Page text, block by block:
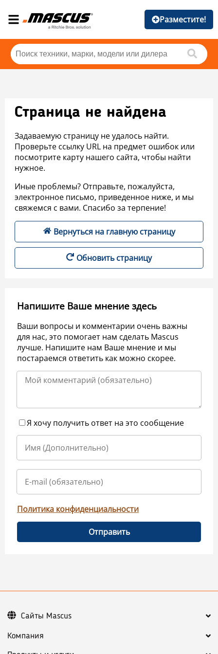
Разместите!
Страница не найдена
Задаваемую страницу не удалось найти.
Проверьте ссылку URL на предмет ошибок или
посмотрите карту нашего сайта, чтобы найти
нужное.
Иные проблемы? Отправьте, пожалуйста,
электронное письмо, приведенное ниже, и мы
свяжемся с вами. Спасибо за терпение!
Вернуться на главную страницу
Обновить страницу
Напишите Ваше мнение здесь
Ваши вопросы и комментарии очень важны
для нас, это помогает нам сделать Mascus
лучше. Напишите нам Ваше мнение и мы
постараемся ответить как можно скорее.
Я хочу получить ответ на это сообщение
Политика конфиденциальности
Отправить
Компания
Сайты Mascus